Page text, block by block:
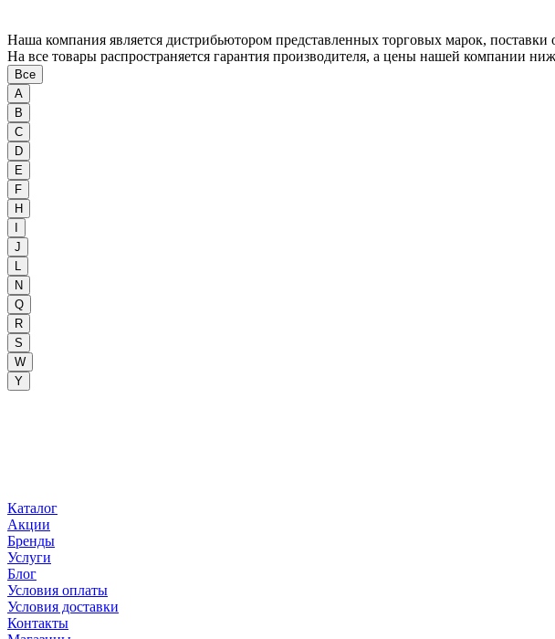
Наша компания является дистрибьютором представленных торговых марок,
На все товары распространяется гарантия производителя, а цены нашей компании
Все
A
B
C
D
E
F
H
J
N
Q
R
S
W
Y
Каталог
Акции
Бренды
Услуги
Блог
Условия оплаты
Условия доставки
Контакты